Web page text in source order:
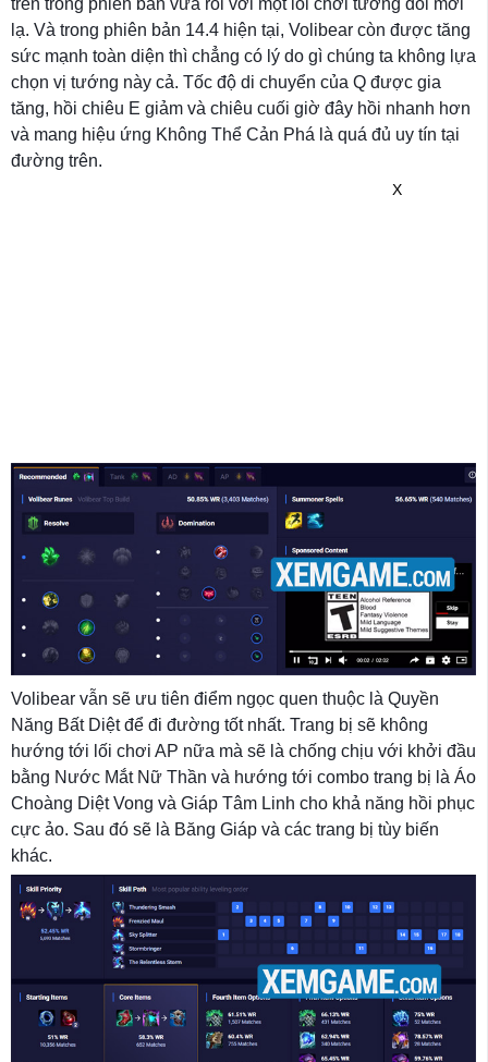
trên trong phiên bản vừa rồi với một lối chơi tương đối mới
lạ. Và trong phiên bản 14.4 hiện tại, Volibear còn được tăng
sức mạnh toàn diện thì chẳng có lý do gì chúng ta không lựa
chọn vị tướng này cả. Tốc độ di chuyển của Q được gia
tăng, hồi chiêu E giảm và chiêu cuối giờ đây hồi nhanh hơn
và mang hiệu ứng Không Thể Cản Phá là quá đủ uy tín tại
đường trên.
X
Volibear vẫn sẽ ưu tiên điểm ngọc quen thuộc là Quyền
Năng Bất Diệt để đi đường tốt nhất. Trang bị sẽ không
hướng tới lối chơi AP nữa mà sẽ là chống chịu với khởi đầu
bằng Nước Mắt Nữ Thần và hướng tới combo trang bị là Áo
Choàng Diệt Vong và Giáp Tâm Linh cho khả năng hồi phục
cực ảo. Sau đó sẽ là Băng Giáp và các trang bị tùy biến
khác.